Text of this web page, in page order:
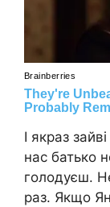
І якраз
нас батько
голодуєш.
раз. Якщо